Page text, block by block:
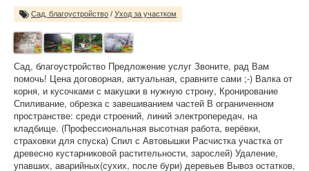
Сад, благоустройство / Уход за участком
Сад, благоустройство Предложение услуг Звоните, рад Вам
помочь! Цена договорная, актуальная, сравните сами ;-) Валка от
корня, и кусочками с макушки в нужную строну, Кронирование
Спиливание, обрезка с завешиванием частей В ограниченном
пространстве: среди строений, линий электропередач, на
кладбище. (Профессиональная высотная работа, верёвки,
страховки для спуска) Спил с Автовышки Расчистка участка от
древесно кустарниковой растительности, зарослей) Удаление,
упавших, аварийных(сухих, после бури) деревьев Вывоз остатков,